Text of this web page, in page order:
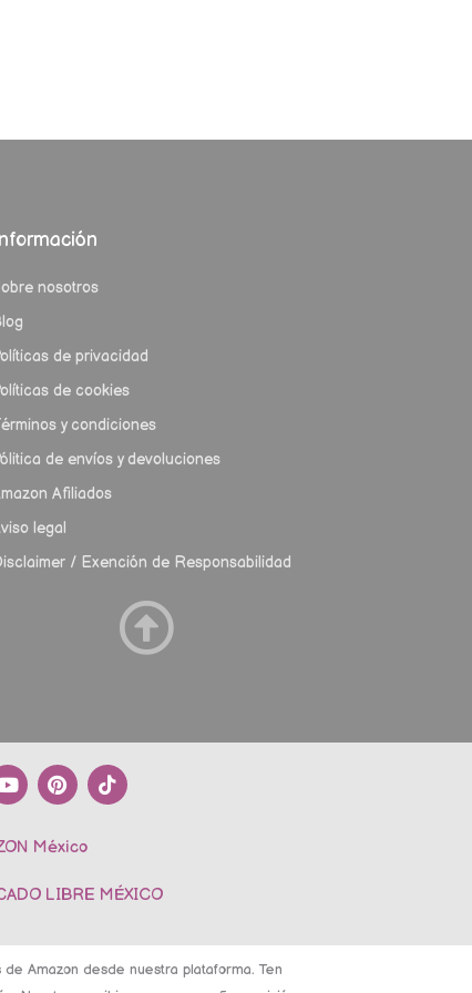
nosotros
de privacidad
de cookies
y condiciones
de envíos y devoluciones
Afiliados
legal
/ Exención de Responsabilidad
Y
o
u
e
P
i
e
e
T
i
México
LIBRE MÉXICO
Amazon desde nuestra plataforma. Ten